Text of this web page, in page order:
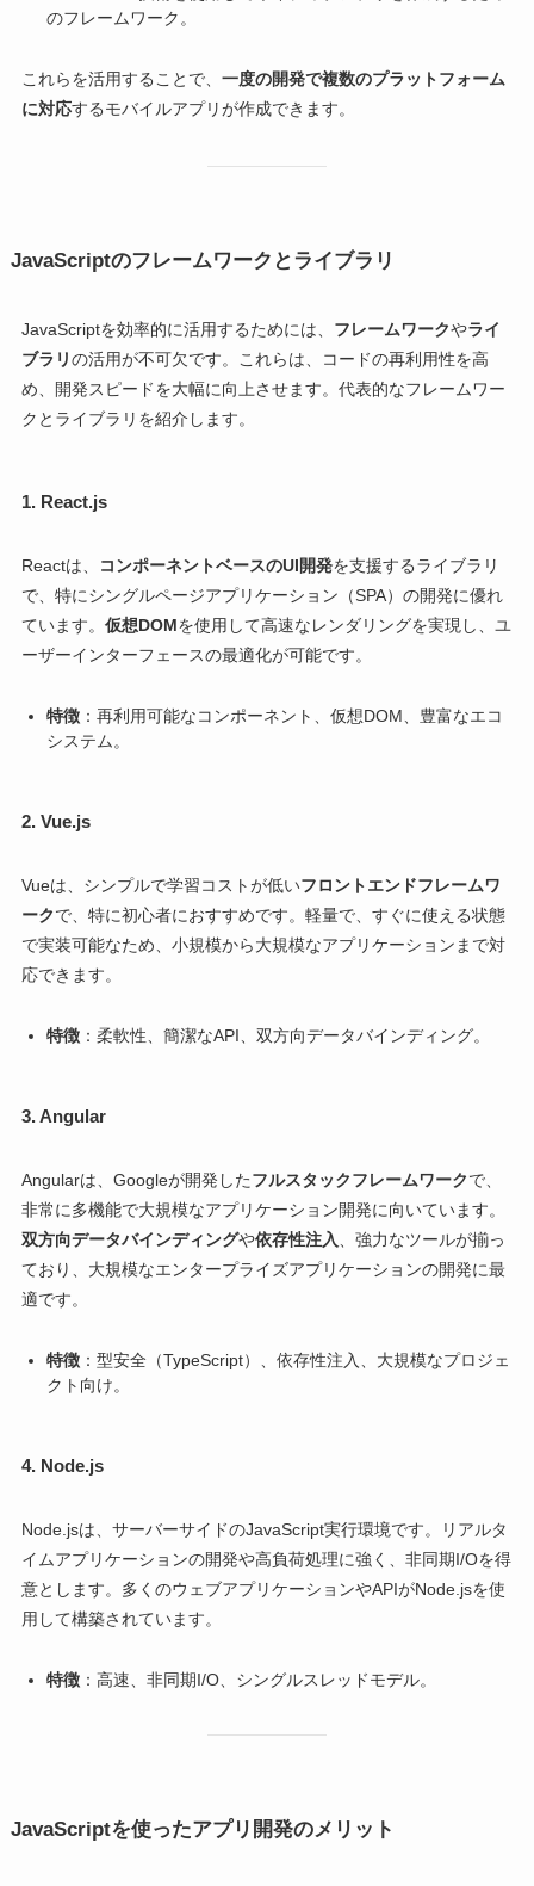
のフレームワーク。
これらを活用することで、 一度の開発で複数のプラットフォーム
に対応するモバイルアプリが作成できます。
JavaScriptのフレームワークとライブラリ
JavaScriptを効率的に活用するためには、 フレームワークやライ
ブラリの活用が不可欠です。これらは、コードの再利用性を高
め、開発スピードを大幅に向上させます。代表的なフレームワー
クとライブラリを紹介します。
1. React.js
Reactは、 コンポーネントベースのUI開発を支援するライブラリ
で、特にシングルページアプリケーション（SPA）の開発に優れ
ています。 仮想DOMを使用して高速なレンダリングを実現し、ユ
ーザーインターフェースの最適化が可能です。
特徴：再利用可能なコンポーネント、仮想DOM、豊富なエコ
システム。
2. Vue.js
Vueは、シンプルで学習コストが低いフロントエンドフレームワ
ークで、特に初心者におすすめです。軽量で、すぐに使える状態
で実装可能なため、小規模から大規模なアプリケーションまで対
応できます。
特徴：柔軟性、簡潔なAPI、双方向データバインディング。
3.Angular
Angularは、Googleが開発したフルスタックフレームワークで、
非常に多機能で大規模なアプリケーション開発に向いています。
双方向データバインディングや依存性注入
、強力なツールが揃っ
ており、大規模なエンタープライズアプリケーションの開発に最
適です。
特徴：型安全（TypeScript）、依存性注入、大規模なプロジェ
クト向け。
4. Node.js
Node.jsは、サーバーサイドのJavaScript実行環境です。リアルタ
イムアプリケーションの開発や高負荷処理に強く、非同期I/Oを得
意とします。多くのウェブアプリケーションやAPIがNode.jsを使
用して構築されています。
特徴：高速、非同期I/O、シングルスレッドモデル。
JavaScriptを使ったアプリ開発のメリット